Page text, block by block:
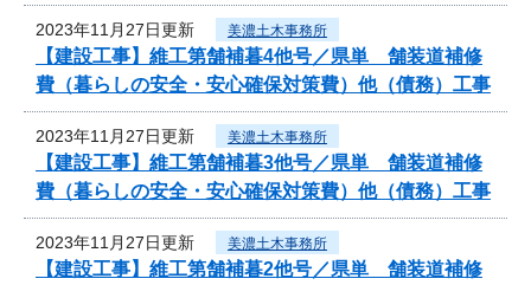
2023年11月27日更新 美濃土木事務所
【建設工事】維工第舗補暮4他号／県単 舗装道補修
費（暮らしの安全・安心確保対策費）他（債務）工事
2023年11月27日更新 美濃土木事務所
【建設工事】維工第舗補暮3他号／県単 舗装道補修
費（暮らしの安全・安心確保対策費）他（債務）工事
2023年11月27日更新 美濃土木事務所
【建設工事】維工第舗補暮2他号／県単 舗装道補修